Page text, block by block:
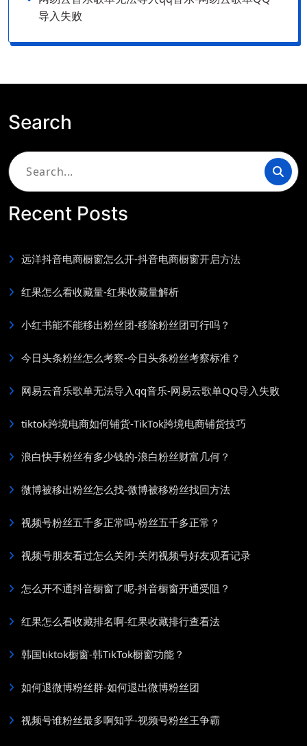
导入失败
Search
Search
Recent Posts
远洋抖音电商橱窗怎么开-抖音电商橱窗开启方法
红果怎么看收藏量-红果收藏量解析
小红书能不能移出粉丝团-移除粉丝团可行吗？
今日头条粉丝怎么考察-今日头条粉丝考察标准？
网易云音乐歌单无法导入qq音乐-网易云歌单QQ导入失败
tiktok跨境电商如何铺货-TikTok跨境电商铺货技巧
浪白快手粉丝有多少钱的-浪白粉丝财富几何？
微博被移出粉丝怎么找-微博被移粉丝找回方法
视频号粉丝五千多正常吗-粉丝五千多正常？
视频号朋友看过怎么关闭-关闭视频号好友观看记录
怎么开不通抖音橱窗了呢-抖音橱窗开通受阻？
红果怎么看收藏排名啊-红果收藏排行查看法
韩国tiktok橱窗-韩TikTok橱窗功能？
如何退微博粉丝群-如何退出微博粉丝团
视频号谁粉丝最多啊知乎-视频号粉丝王争霸